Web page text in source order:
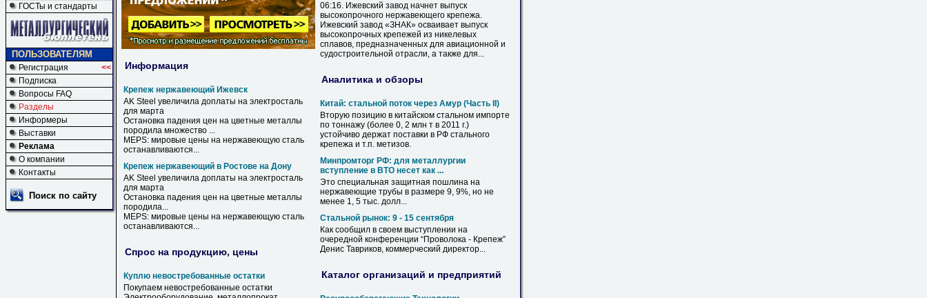
ГОСТы и стандарты
ПОЛЬЗОВАТЕЛЯМ
Регистрация
<<
Подписка
Вопросы FAQ
Разделы
Информеры
Выставки
Реклама
О компании
Контакты
Поиск по сайту
Информация
Крепеж нержавеющий Ижевск
AK Steel увеличила доплаты на электросталь
для марта
Остановка падения цен на цветные металлы
породила множество ...
MEPS: мировые цены на нержавеющую сталь
останавливаются...
Крепеж нержавеющий в Ростове на Дону
AK Steel увеличила доплаты на электросталь
для марта
Остановка падения цен на цветные металлы
породила...
MEPS: мировые цены на нержавеющую сталь
останавливаются...
Спрос на продукцию, цены
Куплю невостребованные остатки
Покупаем невостребованные остатки
06:16. Ижевский завод начнет выпуск
высокопрочного нержавеющего крепежа.
Ижевский завод «ЗНАК» осваивает выпуск
высокопрочных крепежей из никелевых
сплавов, предназначенных для авиационной и
судостроительной отрасли, а также для...
Аналитика и обзоры
Китай: cтальной поток через Амур (Часть II)
Вторую позицию в китайском стальном импорте
по тоннажу (более 0, 2 млн т в 2011 г.)
устойчиво держат поставки в РФ стального
крепежа и т.п. метизов.
Минпромторг РФ: для металлургии
вступление в ВТО несет как ...
Это специальная защитная пошлина на
нержавеющие трубы в размере 9, 9%, но не
менее 1, 5 тыс. долл...
Стальной рынок: 9 - 15 сентября
Как сообщил в своем выступлении на
очередной конференции “Проволока - Крепеж”
Денис Тавриков, коммерческий директор...
Каталог организаций и предприятий